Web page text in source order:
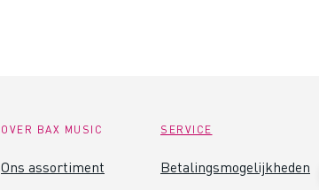
OVER BAX MUSIC
Ons assortiment
SERVICE
Betalingsmogelijkheden